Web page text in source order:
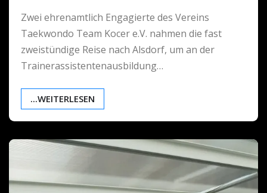
Zwei ehrenamtlich Engagierte des Vereins
Taekwondo Team Kocer e.V. nahmen die fast
zweistündige Reise nach Alsdorf, um an der
Trainerassistentenausbildung…
...WEITERLESEN